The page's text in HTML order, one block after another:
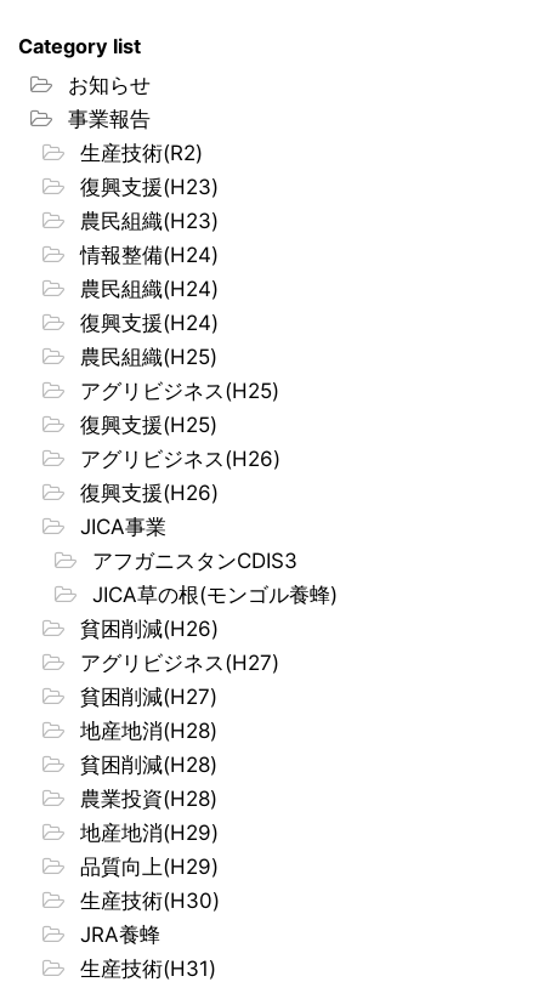
Category list
お知らせ
事業報告
生産技術(R2)
復興支援(H23)
農民組織(H23)
情報整備(H24)
農民組織(H24)
復興支援(H24)
農民組織(H25)
アグリビジネス(H25)
復興支援(H25)
アグリビジネス(H26)
復興支援(H26)
JICA事業
アフガニスタンCDIS3
JICA草の根(モンゴル養蜂)
貧困削減(H26)
アグリビジネス(H27)
貧困削減(H27)
地産地消(H28)
貧困削減(H28)
農業投資(H28)
地産地消(H29)
品質向上(H29)
生産技術(H30)
JRA養蜂
生産技術(H31)